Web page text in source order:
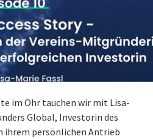
im Ohr tauchen wir mit Lisa-
Global, Investorin des
ihrem persönlichen Antrieb